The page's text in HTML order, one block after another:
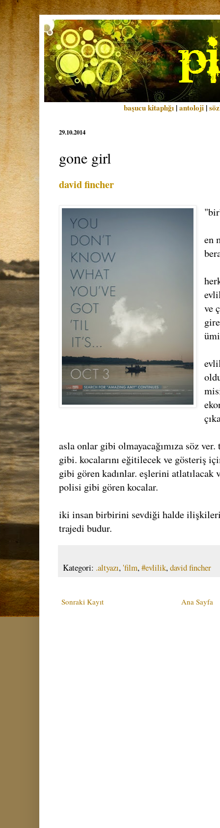
başucu kitaplığı |antoloji |
29.10.2014
gone girl
david fincher
en
ve
asla onlar gibi olmayacağımıza söz ver.
gibi. kocalarını eğitilecek ve gösteriş
gibi gören kadınlar. eşlerini
polisi gibi gören kocalar.
iki insan birbirini sevdiği halde
trajedi budur.
Kategori: .altyazı,'film,#evlilik,david fincher
Sonraki Kayıt Ana Sayfa